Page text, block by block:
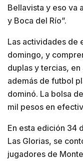
Bellavista y eso va
y Boca del Río”.
Las actividades de
domingo, y
duplas y tercias,
además de futbol
dominó. La bolsa
mil pesos en
En esta edición 34
Las Glorias, se
jugadores de